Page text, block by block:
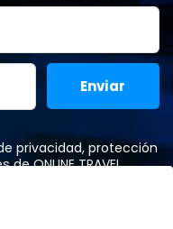
privacidad, protección
de ONLINE TRAVEL